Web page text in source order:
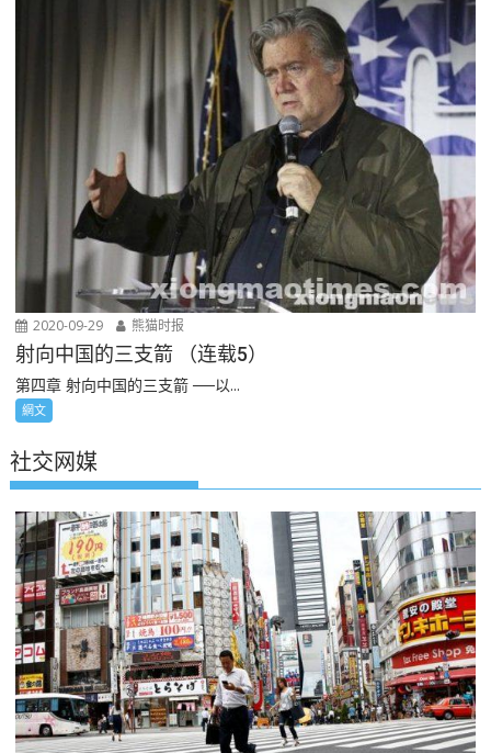
2020-09-29 熊猫时报
射向中国的三支箭 （连载5）
第四章 射向中国的三支箭 ──以...
網文
社交网媒